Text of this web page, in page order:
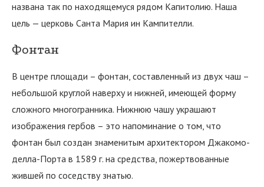
названа так по находящемуся рядом Капитолию. Наша
цель — церковь Санта Мария ин Кампителли.
Фонтан
В центре площади – фонтан, составленный из двух чаш –
небольшой круглой наверху и нижней, имеющей форму
сложного многогранника. Нижнюю чашу украшают
изображения гербов – это напоминание о том, что
фонтан был создан знаменитым архитектором Джакомо-
делла-Порта в 1589 г. на средства, пожертвованные
жившей по соседству знатью.